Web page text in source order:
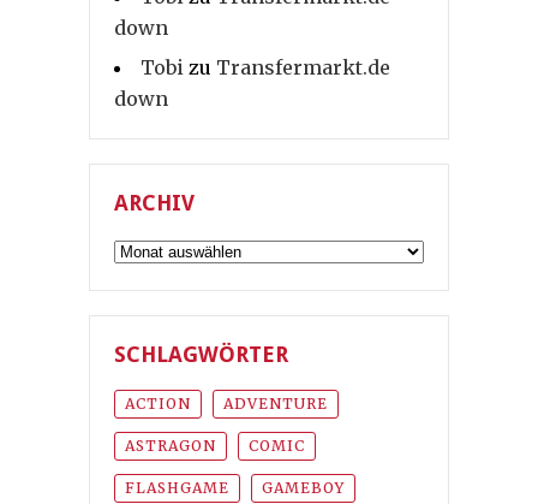
down
Tobi zu Transfermarkt.de
down
ARCHIV
Archiv
SCHLAGWÖRTER
ACTION ADVENTURE
ASTRAGON COMIC
FLASHGAME GAMEBOY